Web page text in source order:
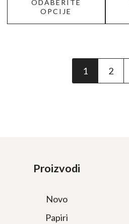
ODABERITE
OPCIJE
1 2
Proizvodi
Novo
Papiri